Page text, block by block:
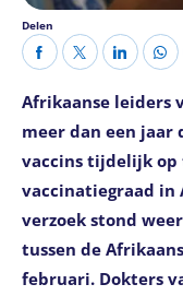
Delen
Afrikaanse leiders
meer dan een jaar
vaccins tijdelijk op
vaccinatiegraad in
verzoek stond
tussen de
februari. Dokters